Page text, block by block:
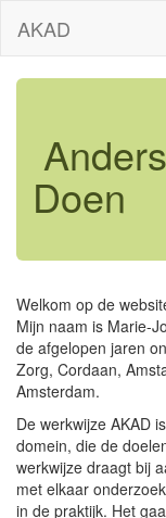
AKAD
Doen
Welkom op de
Mijn naam is Marie-
de afgelopen jaren
Zorg, Cordaan,
Amsterdam.
De werkwijze AKAD
domein, die de
werkwijze draagt bij
met elkaar
in de praktijk. Het